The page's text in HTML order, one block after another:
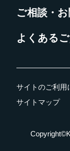
ご相談・
よくある
サイトのご利用
サイトマップ